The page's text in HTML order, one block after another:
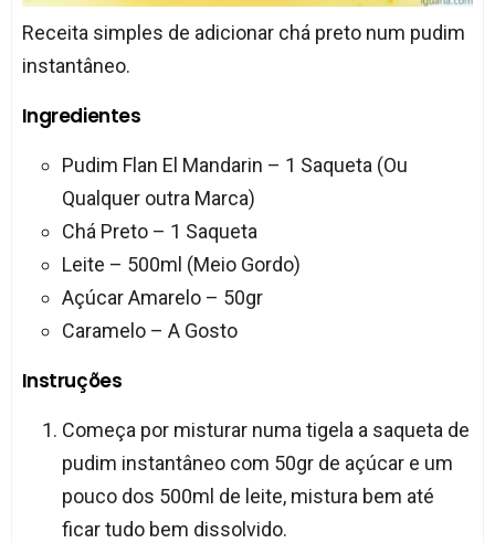
Receita simples de adicionar chá preto num pudim
instantâneo.
Ingredientes
Pudim Flan El Mandarin – 1 Saqueta (Ou
Qualquer outra Marca)
Chá Preto – 1 Saqueta
Leite – 500ml (Meio Gordo)
Açúcar Amarelo – 50gr
Caramelo – A Gosto
Instruções
Começa por misturar numa tigela a saqueta de
pudim instantâneo com 50gr de açúcar e um
pouco dos 500ml de leite, mistura bem até
ficar tudo bem dissolvido.